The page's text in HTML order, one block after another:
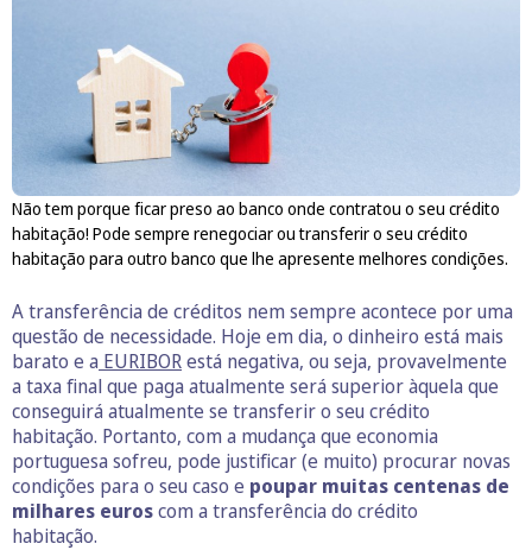
Não tem porque ficar preso ao banco onde contratou o seu crédito
habitação! Pode sempre renegociar ou transferir o seu crédito
habitação para outro banco que lhe apresente melhores condições.
A transferência de créditos nem sempre acontece por uma
questão de necessidade. Hoje em dia, o dinheiro está mais
barato e a EURIBORestá negativa, ou seja, provavelmente
a taxa final que paga atualmente será superior àquela que
conseguirá atualmente se transferir o seu crédito
habitação. Portanto, com a mudança que economia
portuguesa sofreu, pode justificar (e muito) procurar novas
condições para o seu caso e poupar muitas centenas de
milhares euroscom a transferência do crédito
habitação.